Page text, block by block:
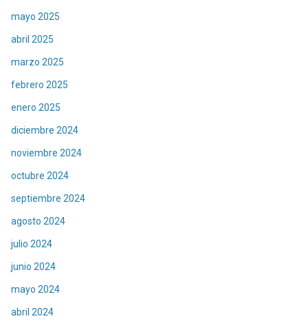
mayo 2025
abril 2025
marzo 2025
febrero 2025
enero 2025
diciembre 2024
noviembre 2024
octubre 2024
septiembre 2024
agosto 2024
julio 2024
junio 2024
mayo 2024
abril 2024